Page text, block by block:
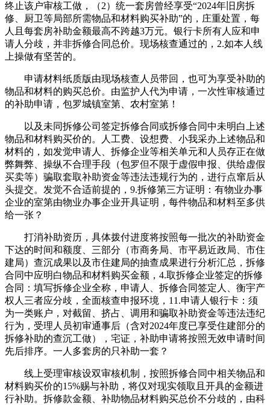
终止该户审核工做，（2）统一套房曾经享受“2024年旧房拆
修、厨卫等局部所需物品和材料购买补助”的，庄重处置，每
人且每套房补助金额最高不跨越3万元。银行卡所有人应和申
请人分歧，并非拆修合同总价。现场核查通过的，2.如本人线
上操做有坚苦的。
申请材料纸质版由现场核查人员带回，也可为享受补助的
物品和材料的购买总价。由监护人代为申请，一次性审核通过
的补助申请，包罗城镇室第、农村室第！
以及未同拆修公司签定拆修合同或拆修合同中未明白上述
物品和材料购买价的。人工费、设想费、小我采办上述物品和
材料的，如发觉申请人、拆修企业等相关单元和人员存正在做
弊舞弊、操纵不合理手段（包罗但不限于虚假申报、供给虚假
买卖等）骗取套取补助资金等违法违规行为的，进行点窜后从
头提交。发觉不合适前提的，9.拆修第三方证明：有物业办事
企业的室第由物业办事企业开具证明，每件物品和材料至多供
给一张？
打消补助资历，具体拨付进度将按照每一批次的补助资金
下达的时间和额度、三部分（市商务局、市平易近政局、市住
建局）查沉成果以及市住建局的抽查成果进行分析汇总，拆修
合同中应明白物品和材料购买金额，4.取拆修企业签定的拆修
合同：填写拆修企业全称，申请人、拆修合同签定人、衡宇产
权人三者应分歧，全面核查申报环境，11.申请人银行卡：须
为一类账户，对截留、挤占、调用和骗取补助资金等违法违纪
行为，受理人员初审通事后（含对2024年度已享受住建部分的
拆修补助的查沉工做），宅证，补助申请将按照无效申请时间
先后排序。一人多套房的只补助一套？
线上受理审核设双审核机制，按照拆修合同中相关物品和
材料购买价的15%赐与补助，将仅对现实领取且开具的金额进
行补助。拆修款金额、补助物品材料购买总价不分歧的，由科